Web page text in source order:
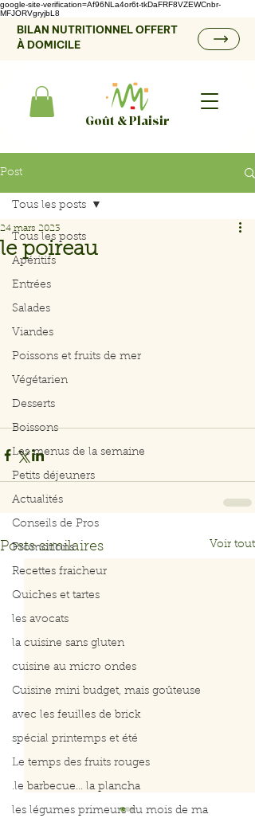
google-site-verification=Af96NLa4or6t-tkDaFRF8VZEWCnbr-
MFJORVgryjbL8
BILAN NUTRITIONNEL OFFERT
À DOMICILE
Goût & Plaisir
Post
Tous les posts
Apéritifs
Entrées
Salades
Viandes
Poissons et fruits de mer
Végétarien
Desserts
Boissons
Les menus de la semaine
Petits déjeuners
Actualités
Conseils de Pros
Promotions
Recettes fraicheur
Quiches et tartes
les avocats
la cuisine sans gluten
cuisine au micro ondes
Cuisine mini budget, mais goûteuse
avec les feuilles de brick
spécial printemps et été
Le temps des fruits rouges
.le barbecue... la plancha
les légumes primeurs du mois de ma
Tous les posts
le poireau
24 mars 2023
Posts similaires Voir tout